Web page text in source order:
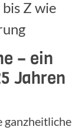
Z wie
– ein
Jahren
ganzheitliche